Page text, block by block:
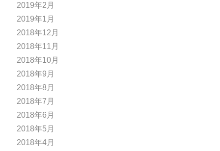
2019年2月
2019年1月
2018年12月
2018年11月
2018年10月
2018年9月
2018年8月
2018年7月
2018年6月
2018年5月
2018年4月